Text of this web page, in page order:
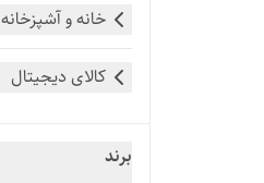
خانه و آشپزخانه
کالای دیجیتال
برند